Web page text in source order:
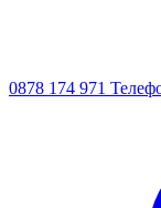
0878 174 971